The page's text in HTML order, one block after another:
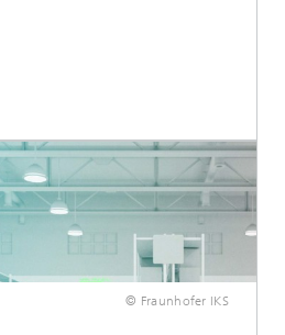
© Fraunhofer IKS